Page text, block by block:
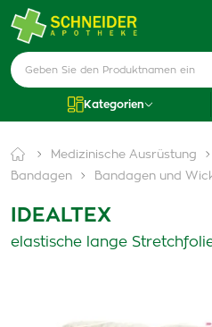
Kategorien
Medizinische Ausrüstung
Bandagen
Bandagen und
IDEALTEX
elastische lange